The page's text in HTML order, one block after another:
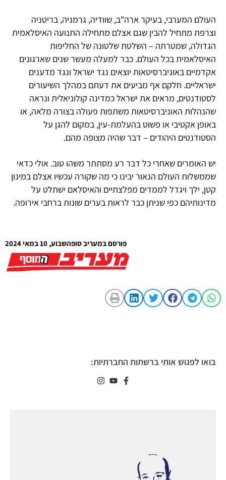
העולם המערבי, בעיקר ארה"ב, שוודיה, גרמניה, בריטניה
וצרפת מתחיל להבין שגם אצלם מתחילה התנועה האיסלאמית
הגדולה, שמטרתה – השלטת שלטונה של החליפות
האיסלאמית בכל העולם. כבר למעלה מעשר שנים שארגונים
אקדמיים באוניברסיטאות יוצאים נגד ישראל ונגד מדענים
ישראליים. חלקם אף מביעים את דעתם במהלך השיעורים
לסטודנטים, מראים את ישראל כמדינה קולוניאלית ונראה
שהנהלות האוניברסיטאות משתפות פעולה בצורה מלאה, או
באופן אקטיבי או פשוט בהעלמת-עין, במקום להגן על
הסטודנטים היהודים – דבר שהיה מצופה מהם.
יש האומרים שאחרי כל דבר רע מסתתר משהו טוב. אולי כדאי
שממשלות העולם הנאור יבינו כי מה שקורה עכשיו אצלם במינון
קטן, ילך ויגדל לממדים מפלצתיים והאיסלאם ישתלט על
מדינותיהם כפי שניתן כבר לראות בערים שונות ברחבי אירופה.
פורסם במעריב סופהשבוע, 10 במאי 2024
בואו לפגוש אותי ברשתות החברתיות: